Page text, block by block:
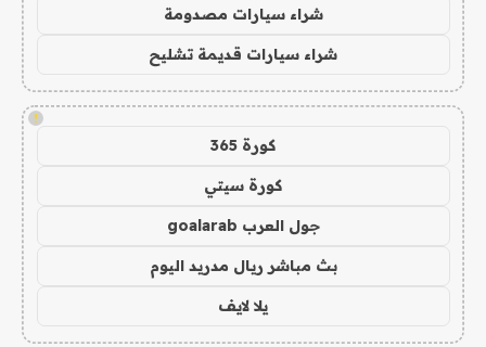
شراء سيارات مصدومة
شراء سيارات قديمة تشليح
!
كورة 365
كورة سيتي
جول العرب goalarab
بث مباشر ريال مدريد اليوم
يلا لايف